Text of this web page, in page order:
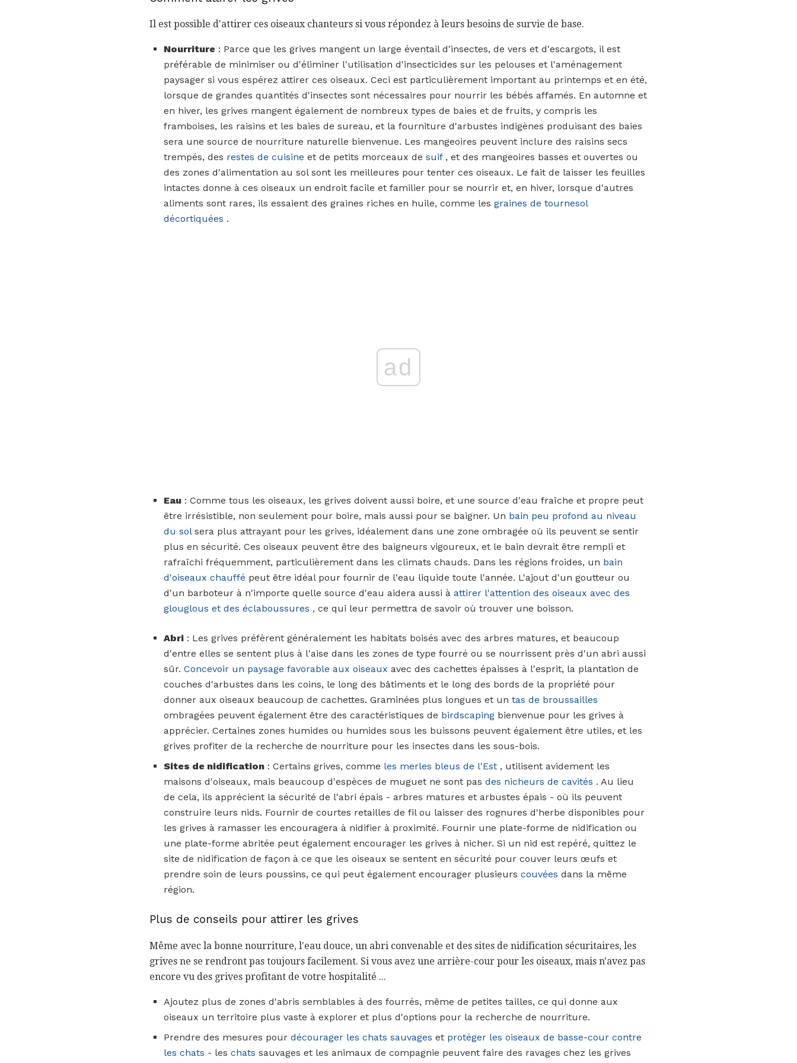
Il est possible d'attirer ces oiseaux chanteurs si vous répondez à leurs besoins de survie de base.
Nourriture : Parce que les grives mangent un large éventail d'insectes, de vers et d'escargots, il est
préférable de minimiser ou d'éliminer l'utilisation d'insecticides sur les pelouses et l'aménagement
paysager si vous espérez attirer ces oiseaux. Ceci est particulièrement important au printemps et en été,
lorsque de grandes quantités d'insectes sont nécessaires pour nourrir les bébés affamés. En automne et
en hiver, les grives mangent également de nombreux types de baies et de fruits, y compris les
framboises, les raisins et les baies de sureau, et la fourniture d'arbustes indigènes produisant des baies
sera une source de nourriture naturelle bienvenue. Les mangeoires peuvent inclure des raisins secs
trempés, des restes de cuisine et de petits morceaux de suif, et des mangeoires basses et ouvertes ou
des zones d'alimentation au sol sont les meilleures pour tenter ces oiseaux. Le fait de laisser les feuilles
intactes donne à ces oiseaux un endroit facile et familier pour se nourrir et, en hiver, lorsque d'autres
aliments sont rares, ils essaient des graines riches en huile, comme les graines de tournesol
décortiquées .
ad
Eau : Comme tous les oiseaux, les grives doivent aussi boire, et une source d'eau fraîche et propre peut
être irrésistible, non seulement pour boire, mais aussi pour se baigner. Un bain peu profond au niveau
du solsera plus attrayant pour les grives, idéalement dans une zone ombragée où ils peuvent se sentir
plus en sécurité. Ces oiseaux peuvent être des baigneurs vigoureux, et le bain devrait être rempli et
rafraîchi fréquemment, particulièrement dans les climats chauds. Dans les régions froides, un bain
d'oiseaux chauffé peut être idéal pour fournir de l'eau liquide toute l'année. L'ajout d'un goutteur ou
d'un barboteur à n'importe quelle source d'eau aidera aussi à attirer l'attention des oiseaux avec des
glouglous et des éclaboussures , ce qui leur permettra de savoir où trouver une boisson.
Abri : Les grives préfèrent généralement les habitats boisés avec des arbres matures, et beaucoup
d'entre elles se sentent plus à l'aise dans les zones de type fourré ou se nourrissent près d'un abri aussi
sûr. Concevoir un paysage favorable aux oiseaux avec des cachettes épaisses à l'esprit, la plantation de
couches d'arbustes dans les coins, le long des bâtiments et le long des bords de la propriété pour
donner aux oiseaux beaucoup de cachettes. Graminées plus longues et un tas de broussailles
ombragées peuvent également être des caractéristiques de birdscaping bienvenue pour les grives à
apprécier. Certaines zones humides ou humides sous les buissons peuvent également être utiles, et les
grives profiter de la recherche de nourriture pour les insectes dans les sous-bois.
Sites de nidification : Certains grives, comme les merles bleus de l'Est , utilisent avidement les
maisons d'oiseaux, mais beaucoup d'espèces de muguet ne sont pas des nicheurs de cavités . Au lieu
de cela, ils apprécient la sécurité de l'abri épais - arbres matures et arbustes épais - où ils peuvent
construire leurs nids. Fournir de courtes retailles de fil ou laisser des rognures d'herbe disponibles pour
les grives à ramasser les encouragera à nidifier à proximité. Fournir une plate-forme de nidification ou
une plate-forme abritée peut également encourager les grives à nicher. Si un nid est repéré, quittez le
site de nidification de façon à ce que les oiseaux se sentent en sécurité pour couver leurs œufs et
prendre soin de leurs poussins, ce qui peut également encourager plusieurs couvées dans la même
région.
Plus de conseils pour attirer les grives
Même avec la bonne nourriture, l'eau douce, un abri convenable et des sites de nidification sécuritaires, les
grives ne se rendront pas toujours facilement. Si vous avez une arrière-cour pour les oiseaux, mais n'avez pas
encore vu des grives profitant de votre hospitalité ...
Ajoutez plus de zones d'abris semblables à des fourrés, même de petites tailles, ce qui donne aux
oiseaux un territoire plus vaste à explorer et plus d'options pour la recherche de nourriture.
Prendre des mesures pour décourager les chats sauvages et protéger les oiseaux de basse-cour contre
les chats - les chats sauvages et les animaux de compagnie peuvent faire des ravages chez les grives